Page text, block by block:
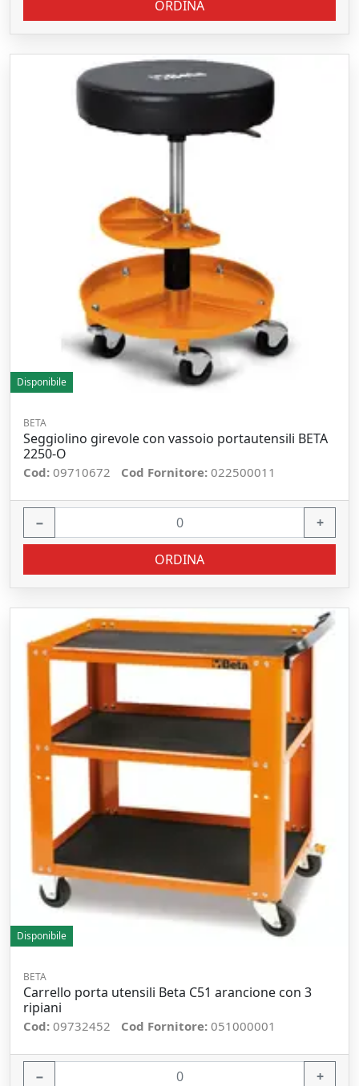
ORDINA
Disponibile
BETA
Seggiolino girevole con vassoio portautensili BETA
2250-O
Cod: 09710672 Cod Fornitore: 022500011
− +
ORDINA
Disponibile
BETA
Carrello porta utensili Beta C51 arancione con 3
ripiani
Cod: 09732452 Cod Fornitore: 051000001
− +